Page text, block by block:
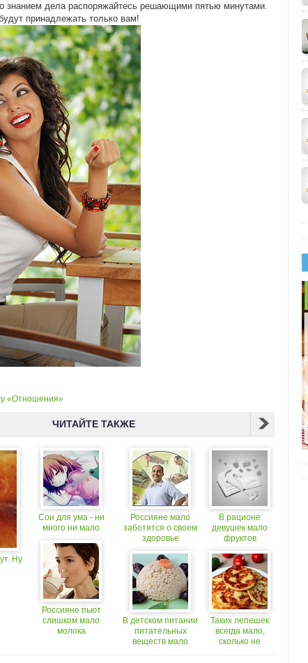
знанием дела распоряжайтесь решающими пятью минутами.
принадлежать только вам!
«Отношения»
ЧИТАЙТЕ ТАКЖЕ
Ну
Сон для ума - ни
много ни мало
Россияне пьют
слишком мало
молока
Россияне мало
заботятся о своем
здоровье
В детском питании
питательных
веществ мало
В рационе
девушек мало
фруктов
Таких лепешек
всегда мало,
сколько не